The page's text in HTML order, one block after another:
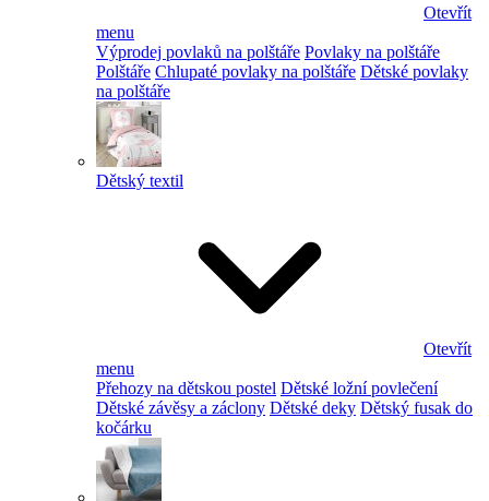
Otevřít
menu
Výprodej povlaků na polštáře Povlaky na polštáře
Polštáře Chlupaté povlaky na polštáře Dětské povlaky
na polštáře
Dětský textil
Otevřít
menu
Přehozy na dětskou postel Dětské ložní povlečení
Dětské závěsy a záclony Dětské deky Dětský fusak do
kočárku